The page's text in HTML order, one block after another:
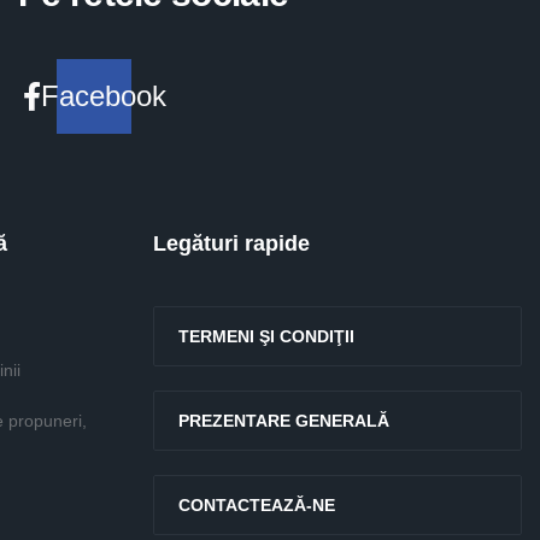
Facebook
propuneri,
Legături rapide
TERMENI ŞI CONDIŢII
PREZENTARE GENERALĂ
CONTACTEAZĂ-NE